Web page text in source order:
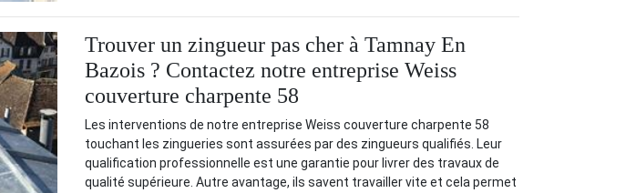
Trouver un zingueur pas cher à Tamnay En
Bazois ? Contactez notre entreprise Weiss
couverture charpente 58
Les interventions de notre entreprise Weiss couverture charpente 58
touchant les zingueries sont assurées par des zingueurs qualifiés. Leur
qualification professionnelle est une garantie pour livrer des travaux de
qualité supérieure. Autre avantage, ils savent travailler vite et cela permet